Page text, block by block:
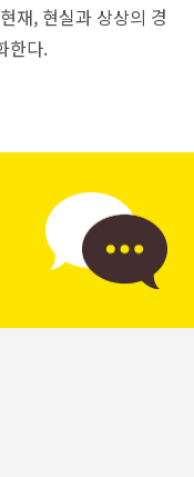
재, 현실과 상상의 경
한다.